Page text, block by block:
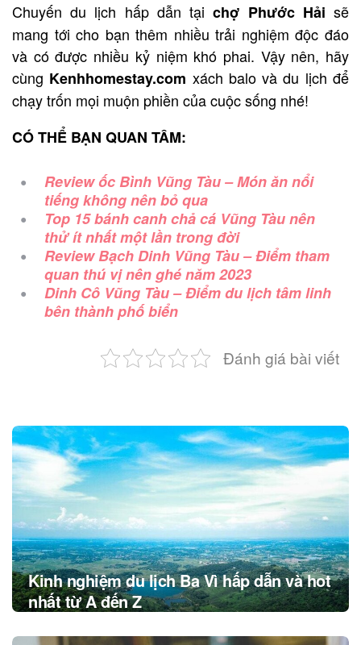
Chuyến du lịch hấp dẫn tạichợ Phước Hải sẽ
mang tới cho bạn thêm nhiều trải nghiệm độc đáo
và có được nhiều kỷ niệm khó phai. Vậy nên, hãy
cùng Kenhhomestay.com xách balo và du lịch để
chạy trốn mọi muộn phiền của cuộc sống nhé!
CÓ THỂ BẠN QUAN TÂM:
Review ốc Bình Vũng Tàu – Món ăn nổi
tiếng không nên bỏ qua
Top 15 bánh canh chả cá Vũng Tàu nên
thử ít nhất một lần trong đời
Review Bạch Dinh Vũng Tàu – Điểm tham
quan thú vị nên ghé năm 2023
Dinh Cô Vũng Tàu – Điểm du lịch tâm linh
bên thành phố biển
Đánh giá bài viết
Post
navigation
Kinh nghiệm du lịch Ba Vì hấp dẫn và hot
nhất từ A đến Z